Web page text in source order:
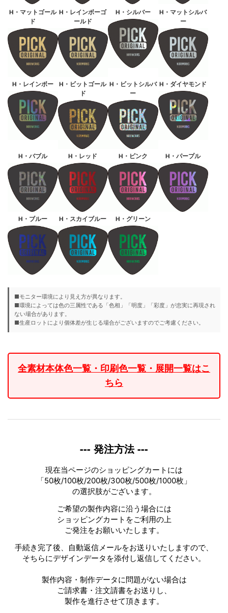
H・マットゴール
ド
H・レインボーゴ
ールド
H・シルバー
H・マットシルバ
ー
H・レインボー
H・ビットゴール
ド
H・ビットシルバ
ー
H・ダイヤモンド
H・バブル H・レッド H・ピンク H・パープル
H・ブルー H・スカイブルー H・グリーン
■モニター環境により見え方が異なります。
■環境によっては色の三属性である「色相」「明度」「彩度」が忠実に再現され
ない場合があります。
■生産ロットにより個体差が生じる場合がございますのでご考慮ください。
全素材本体色一覧・印刷色一覧・展開一覧はこ
ちら
--- 発注方法 ---
現在当ページのショッピングカートには
「50枚/100枚/200枚/300枚/500枚/1000枚」
の選択肢がございます。
ご希望の製作内容に沿う場合には
ショッピングカートをご利用の上
ご発注をお願いいたします。
手続き完了後、自動返信メールをお送りいたしますので、
そちらにデザインデータを添付し返信してください。
製作内容・制作データに問題がない場合は
ご請求書・注文請書をお送りし、
製作を進行させて頂きます。